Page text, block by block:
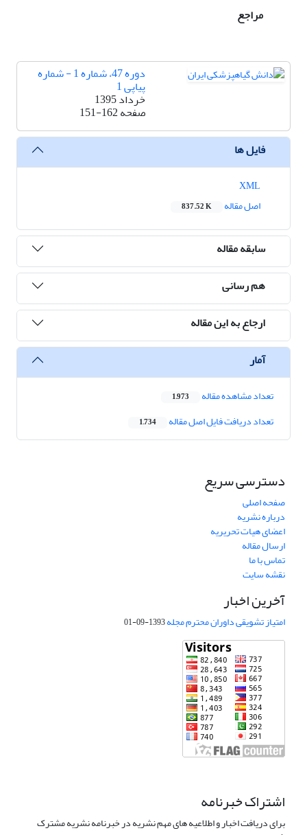
مراجع
دوره 47، شماره 1 - شماره
پیاپی 1
خرداد 1395
صفحه151-162
فایل ها
اصل مقاله
837.52 K
سابقه مقاله
هم رسانی
ارجاع به این مقاله
آمار
تعداد مشاهده مقاله 1,973
تعداد دریافت فایل اصل مقاله 1,734
دسترسی سریع
صفحه اصلی
درباره نشریه
اعضای هیات تحریریه
ارسال مقاله
تماس با ما
نقشه سایت
آخرین اخبار
امتیاز تشویقی داوران محترم مجله1393-09-01
اشتراک خبرنامه
برای دریافت اخبار و اطلاعیه های مهم نشریه در خبرنامه نشریه مشترک